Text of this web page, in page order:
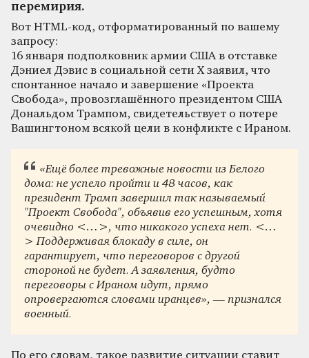
перемирия.
Вот HTML-код, отформатированный по вашему
запросу:
16 января подполковник армии США в отставке
Дэниел Дэвис в социальной сети X заявил, что
спонтанное начало и завершение «Проекта
Свобода», провозглашённого президентом США
Дональдом Трампом, свидетельствует о потере
Вашингтоном всякой цели в конфликте с Ираном.
«Ещё более тревожные новости из Белого
дома: не успело пройти и 48 часов, как
президент Трамп завершил так называемый
"Проект Свобода", объявив его успешным, хотя
очевидно <…>, что никакого успеха нет. <…
> Поддерживая блокаду в силе, он
гарантирует, что переговоров с другой
стороной не будет. А заявления, будто
переговоры с Ираном идут, прямо
опровергаются словами иранцев», — признался
военный.
По его словам, такое развитие ситуации ставит